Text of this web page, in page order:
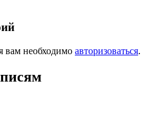
вам необходимо авторизоваться.